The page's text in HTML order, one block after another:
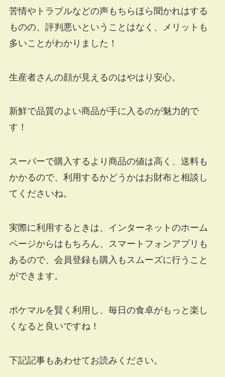
苦情やトラブルなどの声もちらほら聞かれはする
ものの、評判悪いということはなく、メリットも
多いことがわかりました！
生産者さんの顔が見えるのはやはり安心。
新鮮で品質のよい商品が手に入るのが魅力的で
す！
スーパーで購入するより商品の値は高く、送料も
かかるので、利用するかどうかはお財布と相談し
てくださいね。
実際に利用するときは、インターネットのホーム
ページからはもちろん、スマートフォンアプリも
あるので、会員登録も購入もスムーズに行うこと
ができます。
ポケマルを賢く利用し、毎日の食卓がもっと楽し
くなると良いですね！
下記記事もあわせてお読みください。